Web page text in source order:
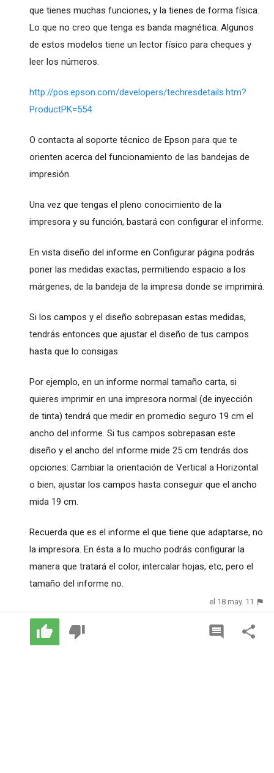
que tienes muchas funciones, y la tienes de forma física.
Lo que no creo que tenga es banda magnética. Algunos
de estos modelos tiene un lector físico para cheques y
leer los números.
http://pos.epson.com/developers/techresdetails.htm?
ProductPK=554
O contacta al soporte técnico de Epson para que te
orienten acerca del funcionamiento de las bandejas de
impresión.
Una vez que tengas el pleno conocimiento de la
impresora y su función, bastará con configurar el informe.
En vista diseño del informe en Configurar página podrás
poner las medidas exactas, permitiendo espacio a los
márgenes, de la bandeja de la impresa donde se imprimirá.
Si los campos y el diseño sobrepasan estas medidas,
tendrás entonces que ajustar el diseño de tus campos
hasta que lo consigas.
Por ejemplo, en un informe normal tamaño carta, si
quieres imprimir en una impresora normal (de inyección
de tinta) tendrá que medir en promedio seguro 19 cm el
ancho del informe. Si tus campos sobrepasan este
diseño y el ancho del informe mide 25 cm tendrás dos
opciones: Cambiar la orientación de Vertical a Horizontal
o bien, ajustar los campos hasta conseguir que el ancho
mida 19 cm.
Recuerda que es el informe el que tiene que adaptarse, no
la impresora. En ésta a lo mucho podrás configurar la
manera que tratará el color, intercalar hojas, etc, pero el
tamaño del informe no.
el 18 may. 11